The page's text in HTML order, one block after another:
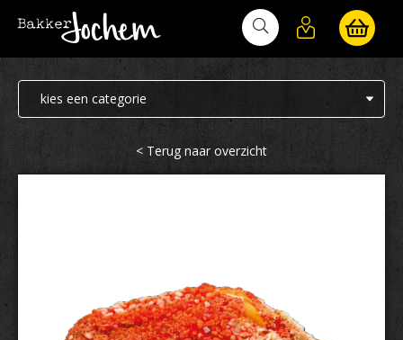
Bakker Jochem
< Terug naar overzicht